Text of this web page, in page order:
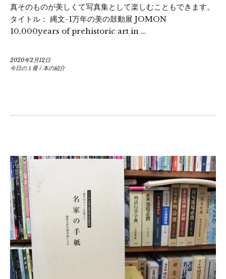
真そのものが美しくて写真集として楽しむこともできます。
タイトル： 縄文-1万年の美の鼓動展 JOMON
10,000years of prehistoric art in …
2020年2月12日
今日の１冊/本の紹介